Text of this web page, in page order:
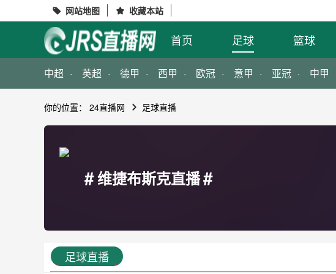
 网站地图  收藏本站
首页 足球 篮球
中超 英超 德甲 西甲 欧冠 意甲 亚冠 中甲
你的位置： 24直播网 足球直播
#维捷布斯克直播#
足球直播